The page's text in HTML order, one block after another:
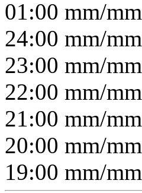
01:00 mm/mm
24:00 mm/mm
23:00 mm/mm
22:00 mm/mm
21:00 mm/mm
20:00 mm/mm
19:00 mm/mm